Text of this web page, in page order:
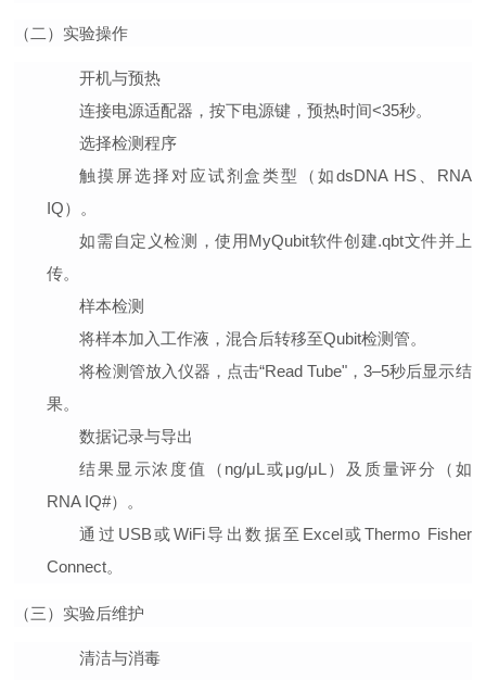
（二）实验操作
开机与预热
连接电源适配器，按下电源键，预热时间<35秒。
选择检测程序
触摸屏选择对应试剂盒类型（如dsDNA HS、RNA
IQ）。
如需自定义检测，使用MyQubit软件创建.qbt文件并上
传。
样本检测
将样本加入工作液，混合后转移至Qubit检测管。
将检测管放入仪器，点击“Read Tube"，3–5秒后显示结
果。
数据记录与导出
结果显示浓度值（ng/μL或μg/μL）及质量评分（如
RNA IQ#）。
通过USB或WiFi导出数据至Excel或Thermo Fisher
Connect。
（三）实验后维护
清洁与消毒